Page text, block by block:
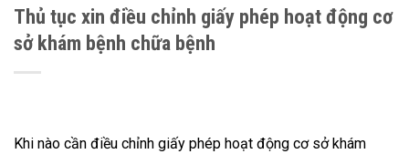
Thủ tục xin điều chỉnh giấy phép hoạt động cơ
sở khám bệnh chữa bệnh
Khi nào cần điều chỉnh giấy phép hoạt động cơ sở khám